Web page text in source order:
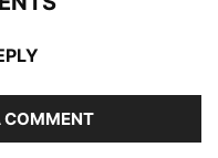
COMMENT